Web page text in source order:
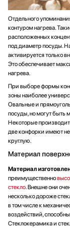
Отдельного
контуром нагрева.
расположенных
под диаметр посуды.
активируется только
Это обеспечивает
нагрева.
При выборе формы
зоны наиболее
Овальные и
посуды, но могут быть
Некоторые
две конфорки имеют
круглую.
Материал
Материал
преимущественно
стекло. Внешне они
несколько дороже
в том числе к
воздействий,
Стеклокерамика и